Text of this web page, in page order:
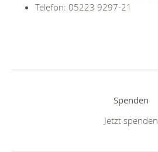
Telefon: 05223 9297-21
Spenden
Jetzt spenden